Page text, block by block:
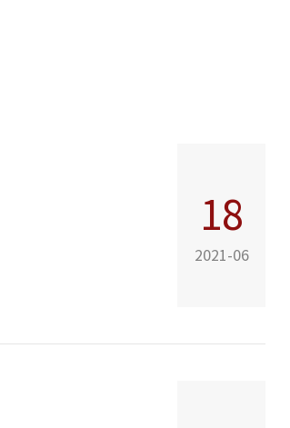
18
2021-06